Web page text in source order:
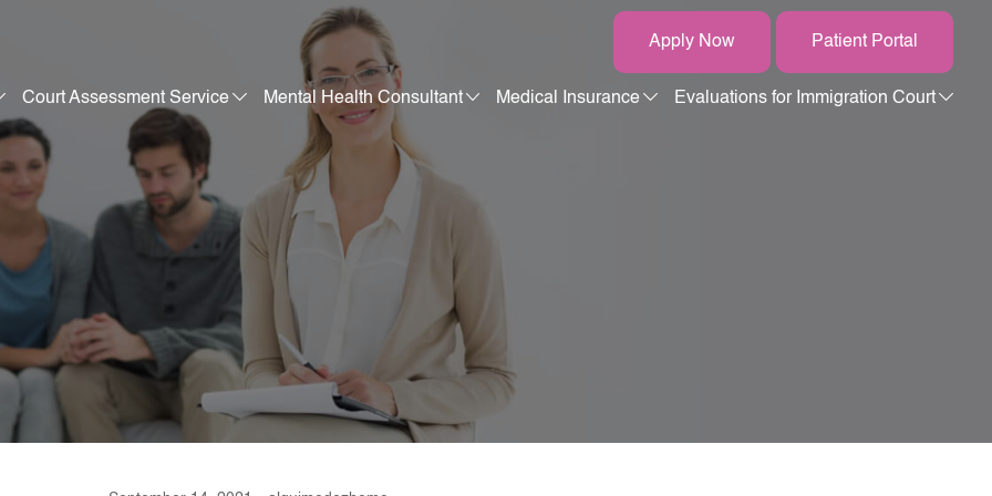
Court Assessment Service Mental Health Consultant Medical Insurance Evaluations for Immigration Court
Apply Now Patient Portal